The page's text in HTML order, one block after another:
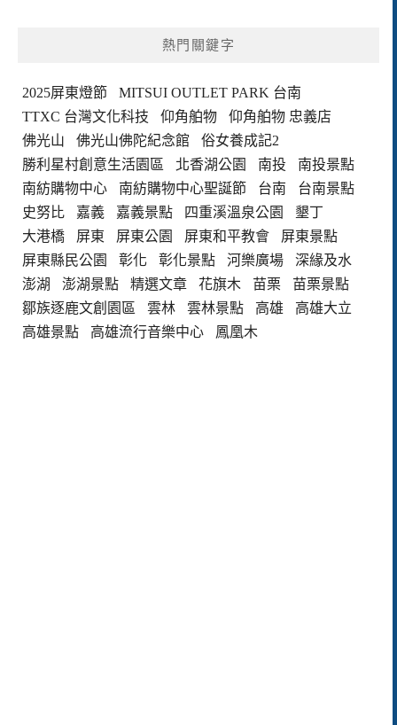
熱門關鍵字
2025屏東燈節
MITSUI OUTLET PARK 台南
TTXC 台灣文化科技
仰角舶物
仰角舶物 忠義店
佛光山
佛光山佛陀紀念館
俗女養成記2
勝利星村創意生活園區
北香湖公園 南投
南投景點
南紡購物中心
南紡購物中心聖誕節 台南
台南景點
史努比
嘉義 嘉義景點 四重溪溫泉公園
墾丁
大港橋
屏東 屏東公園 屏東和平教會
屏東景點
屏東縣民公園
彰化 彰化景點 河樂廣場
深緣及水
澎湖
澎湖景點 精選文章 花旗木 苗栗
苗栗景點
鄒族逐鹿文創園區
雲林 雲林景點 高雄
高雄大立
高雄景點
高雄流行音樂中心 鳳凰木